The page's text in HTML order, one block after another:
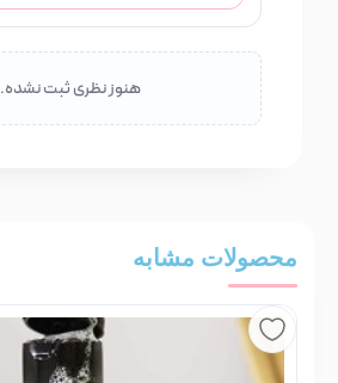
هنوز نظری ثبت نشده.
محصولات مشابه